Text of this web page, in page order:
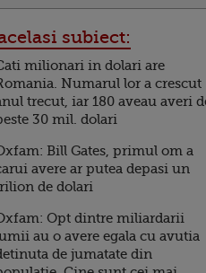
subiect:
milionari in dolari are
Numarul lor a crescut
trecut, iar 180 aveau averi
30 mil. dolari
Bill Gates, primul om a
avere ar putea depasi un
de dolari
Opt dintre miliardarii
au o avere egala cu avutia
de jumatate din